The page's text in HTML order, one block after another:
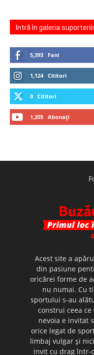
Intră în galeria
5,393 Fani
1,124 Cititori
0 Cititori
1,205 Abonați
Acest site a
din pasiune
oricărei forme de
nu numai. Cu
sportului s-au
construi ceea
nevoia e invitat
orice legat de
limbaj vulgar şi
invit cu drag într-